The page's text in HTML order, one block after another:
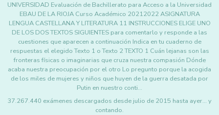
UNIVERSIDAD Evaluación de Bachillerato para Acceso a la Universidad
EBAU DE LA RIOJA Curso Académico 20212022 ASIGNATURA
LENGUA CASTELLANA Y LITERATURA 11 INSTRUCCIONES ELIGE UNO
DE LOS DOS TEXTOS SIGUIENTES para comentarlo y responde a las
cuestiones que aparecen a continuación Indica en tu cuaderno de
respuestas el elegido Texto 1 o Texto 2 TEXTO 1 Cuán lejanas son las
fronteras físicas o imaginarias que cruza nuestra compasión Dónde
acaba nuestra preocupación por el otro Lo pregunto porque la acogida
de los miles de mujeres y niños que huyen de la guerra desatada por
Putin en nuestro conti…
37.267.440 exámenes descargados desde julio de 2015 hasta ayer... y
contando.